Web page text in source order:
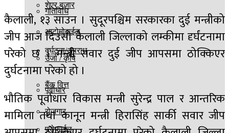
शेएर बजार
आटोमोबाईल
उर्जा / कृषि
बैंक वित्त
रोजगार
गतिविधि
दुर्घटना/अपराध
पूर्वाधार
प्रोफाईल
कैलाली, १३ साउन । सुदूरपश्चिम सरकारका दुई मन्त्रीको
जीप आज दिउसो कैलाली जिल्लाको लम्कीमा दृर्घंटनामा
परेको छ । मन्त्री सवार दुई जीप आपसमा ठोक्किएर
दुर्घटनामा परेको हो ।
भौतिक पूर्वाधार विकास मन्त्री सुरेन्द्र पाल र आन्तरिक
मामिला तथा कानून मन्त्री हिरासिंह सार्की सवार जीप